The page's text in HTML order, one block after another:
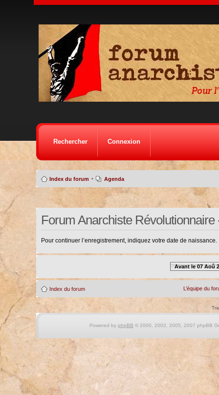
Rechercher Connexion
Index du forum • Agenda
Forum Anarchiste
Pour continuer l’enregistrement, indiquez votre date de naissance.
Avant le 07 Aoû
Index du forum L’équipe du
Powered by phpBB © 2000, 2002, 2005, 2007 phpBB